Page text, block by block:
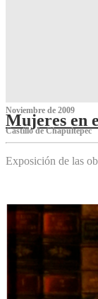
Noviembre de 2009
Mujeres en
Castillo de Chapultepec
Exposición de las